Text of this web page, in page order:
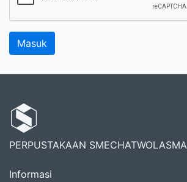
PERPUSTAKAAN SMECHATWOLASMA
Informasi